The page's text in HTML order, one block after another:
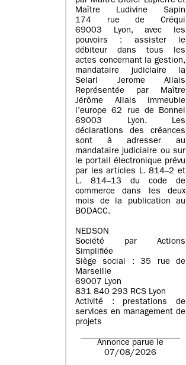
Maître Ludivine Sapin
174 rue de Créqui
69003 Lyon, avec les
pouvoirs : assister le
débiteur dans tous les
actes concernant la gestion,
mandataire judiciaire la
Selarl Jerome Allais
Représentée par Maître
Jérôme Allais immeuble
l’europe 62 rue de Bonnel
69003 Lyon. Les
déclarations des créances
sont à adresser au
mandataire judiciaire ou sur
le portail électronique prévu
par les articles L. 814–2 et
L. 814–13 du code de
commerce dans les deux
mois de la publication au
BODACC.
NEDSON
Société par Actions
Simplifiée
Siège social : 35 rue de
Marseille
69007 Lyon
831 840 293 RCS Lyon
Activité : prestations de
services en management de
projets
Annonce parue le
07/08/2026